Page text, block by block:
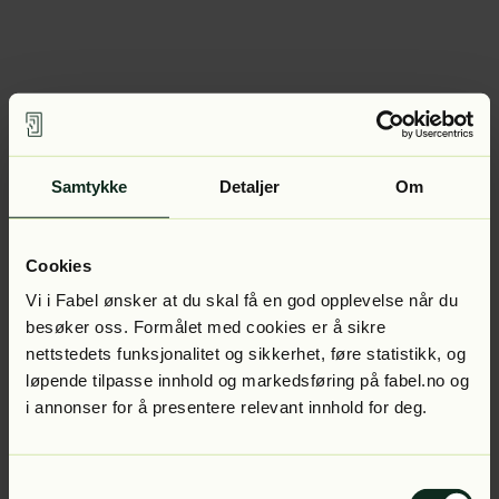
Samtykke Detaljer Om
Cookies
Vi i Fabel ønsker at du skal få en god opplevelse når du
besøker oss. Formålet med cookies er å sikre
nettstedets funksjonalitet og sikkerhet, føre statistikk, og
løpende tilpasse innhold og markedsføring på fabel.no og
i annonser for å presentere relevant innhold for deg.